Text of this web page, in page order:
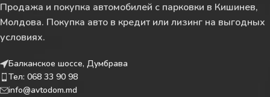
Продажа и покупка автомобилей с парковки в Кишинев,
Молдова. Покупка авто в кредит или лизинг на выгодных
условиях.
Балканское шоссе, Думбрава
Тел: 068 33 90 98
info@avtodom.md